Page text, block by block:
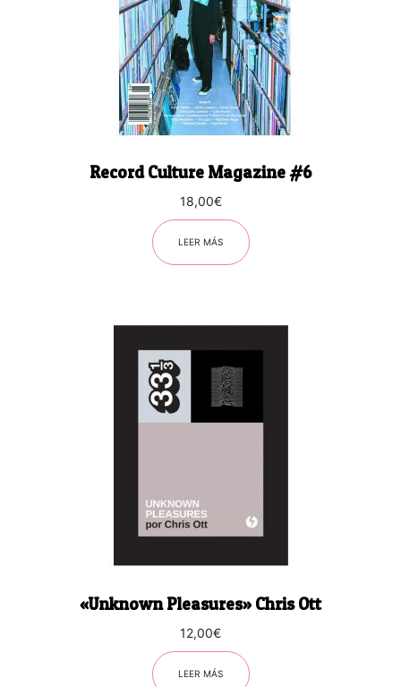
Record Culture Magazine #6
18,00€
LEER MÁS
«Unknown Pleasures» Chris Ott
12,00€
LEER MÁS